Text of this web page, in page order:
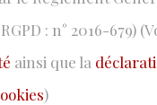
: n° 2016-679)
ainsi que la
)